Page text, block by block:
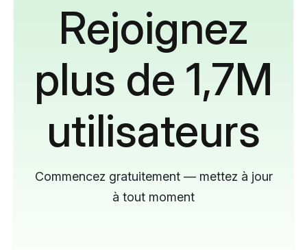
Rejoignez
plus de 1,7M
utilisateurs
Commencez gratuitement — mettez à jour
à tout moment